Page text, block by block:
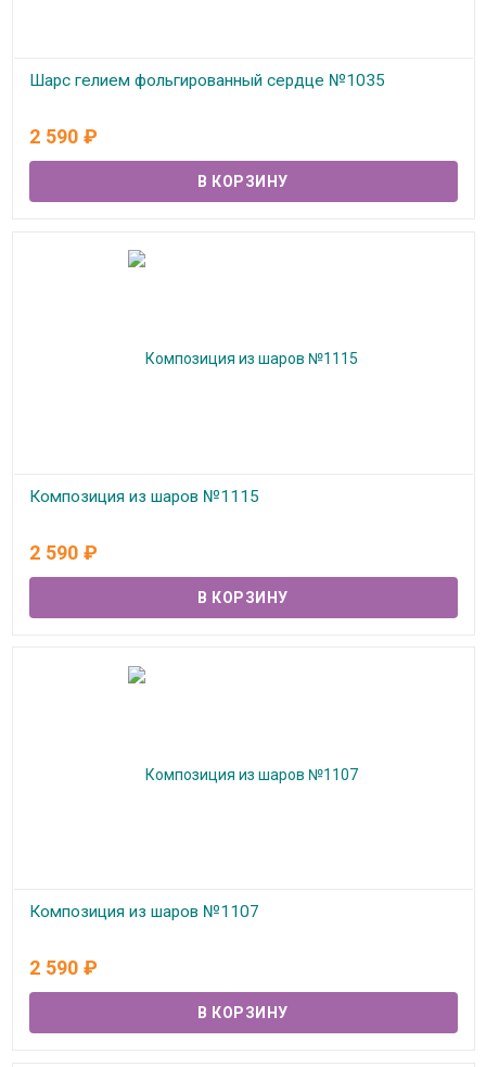
Шарс гелием фольгированный сердце №1035
2 590 ₽
Композиция из шаров №1115
2 590 ₽
Композиция из шаров №1107
2 590 ₽